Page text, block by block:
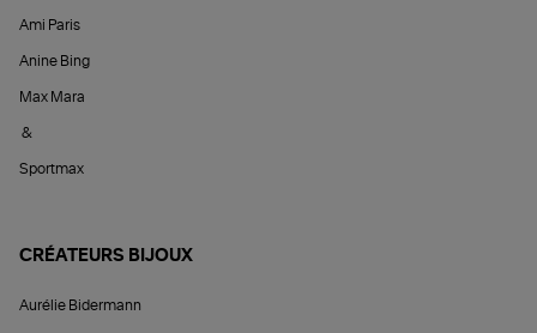
Ami Paris
Anine Bing
Max Mara
&
Sportmax
CRÉATEURS BIJOUX
Aurélie Bidermann